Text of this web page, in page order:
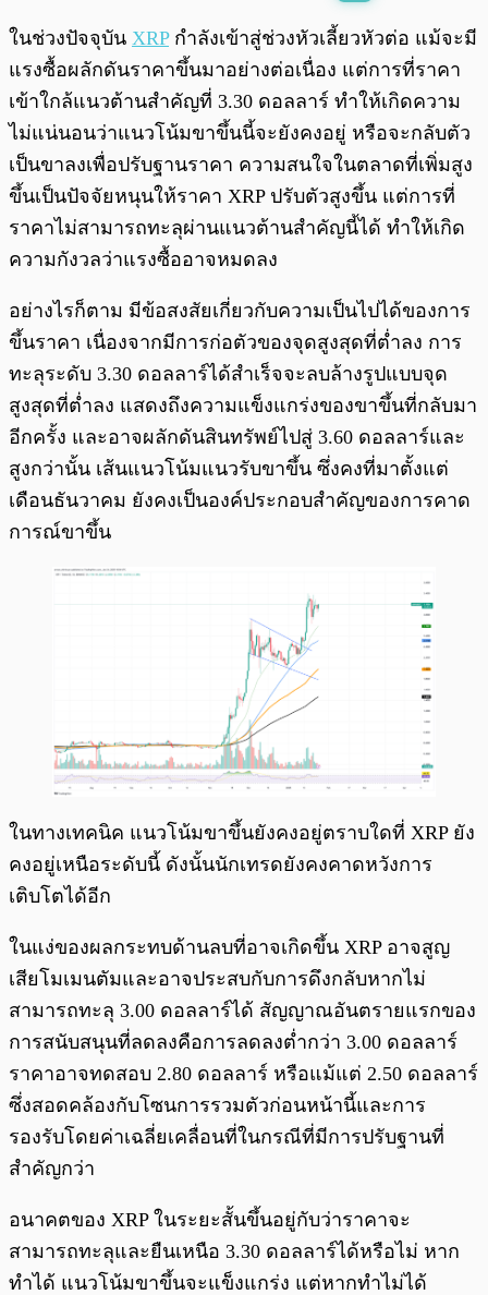
พร้อมเล่น 0:00 / 0:00
ในช่วงปัจจุบัน XRPกำลังเข้าสู่ช่วงหัวเลี้ยวหัวต่อ แม้จะมี
แรงซื้อผลักดันราคาขึ้นมาอย่างต่อเนื่อง แต่การที่ราคา
เข้าใกล้แนวต้านสำคัญที่ 3.30 ดอลลาร์ ทำให้เกิดความ
ไม่แน่นอนว่าแนวโน้มขาขึ้นนี้จะยังคงอยู่ หรือจะกลับตัว
เป็นขาลงเพื่อปรับฐานราคา ความสนใจในตลาดที่เพิ่มสูง
ขึ้นเป็นปัจจัยหนุนให้ราคา XRP ปรับตัวสูงขึ้น แต่การที่
ราคาไม่สามารถทะลุผ่านแนวต้านสำคัญนี้ได้ ทำให้เกิด
ความกังวลว่าแรงซื้ออาจหมดลง
อย่างไรก็ตาม มีข้อสงสัยเกี่ยวกับความเป็นไปได้ของการ
ขึ้นราคา เนื่องจากมีการก่อตัวของจุดสูงสุดที่ต่ำลง การ
ทะลุระดับ 3.30 ดอลลาร์ได้สำเร็จจะลบล้างรูปแบบจุด
สูงสุดที่ต่ำลง แสดงถึงความแข็งแกร่งของขาขึ้นที่กลับมา
อีกครั้ง และอาจผลักดันสินทรัพย์ไปสู่ 3.60 ดอลลาร์และ
สูงกว่านั้น เส้นแนวโน้มแนวรับขาขึ้น ซึ่งคงที่มาตั้งแต่
เดือนธันวาคม ยังคงเป็นองค์ประกอบสำคัญของการคาด
การณ์ขาขึ้น
ในทางเทคนิค แนวโน้มขาขึ้นยังคงอยู่ตราบใดที่ XRP ยัง
คงอยู่เหนือระดับนี้ ดังนั้นนักเทรดยังคงคาดหวังการ
เติบโตได้อีก
ในแง่ของผลกระทบด้านลบที่อาจเกิดขึ้น XRP อาจสูญ
เสียโมเมนตัมและอาจประสบกับการดึงกลับหากไม่
สามารถทะลุ 3.00 ดอลลาร์ได้ สัญญาณอันตรายแรกของ
การสนับสนุนที่ลดลงคือการลดลงต่ำกว่า 3.00 ดอลลาร์
ราคาอาจทดสอบ 2.80 ดอลลาร์ หรือแม้แต่ 2.50 ดอลลาร์
ซึ่งสอดคล้องกับโซนการรวมตัวก่อนหน้านี้และการ
รองรับโดยค่าเฉลี่ยเคลื่อนที่ในกรณีที่มีการปรับฐานที่
สำคัญกว่า
อนาคตของ XRP ในระยะสั้นขึ้นอยู่กับว่าราคาจะ
สามารถทะลุและยืนเหนือ 3.30 ดอลลาร์ได้หรือไม่ หาก
ทำได้ แนวโน้มขาขึ้นจะแข็งแกร่ง แต่หากทำไม่ได้